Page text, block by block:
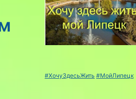
#ХочуЗдесьЖить #МойЛипецк